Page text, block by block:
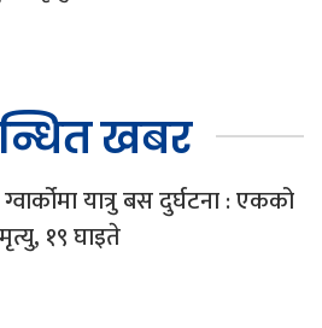
खबर
ग्वार्कोमा यात्रु बस दुर्घटना : एकको
मृत्यु, १९ घाइते